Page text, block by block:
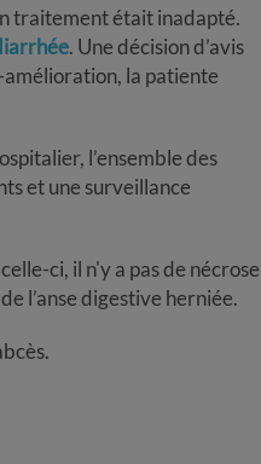
traitement était inadapté.
. Une décision d’avis
amélioration, la patiente
l’ensemble des
et une surveillance
ci, il n'y a pas de nécrose
l’anse digestive herniée.